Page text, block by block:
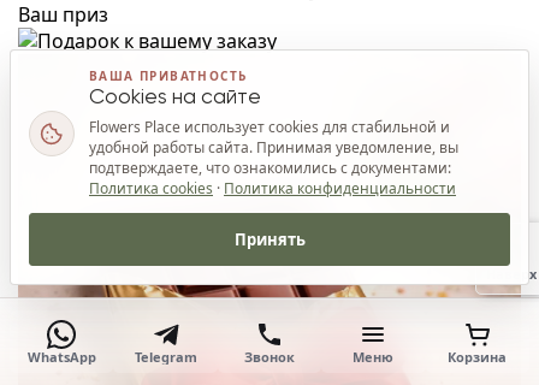
Ваш приз
WhatsApp Telegram Звонок Меню Корзина
Наверх
ВАША ПРИВАТНОСТЬ
Cookies на сайте
Flowers Place использует cookies для стабильной и
удобной работы сайта. Принимая уведомление, вы
подтверждаете, что ознакомились с документами:
Политика cookies · Политика конфиденциальности
Принять